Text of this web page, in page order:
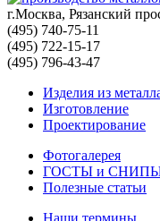
г.Москва, Рязанский
(495) 740-75-11
(495) 722-15-17
(495) 796-43-47
Изделия из
Изготовление
Проектирование
Фотогалерея
ГОСТЫ и
Полезные статьи
Наши термины